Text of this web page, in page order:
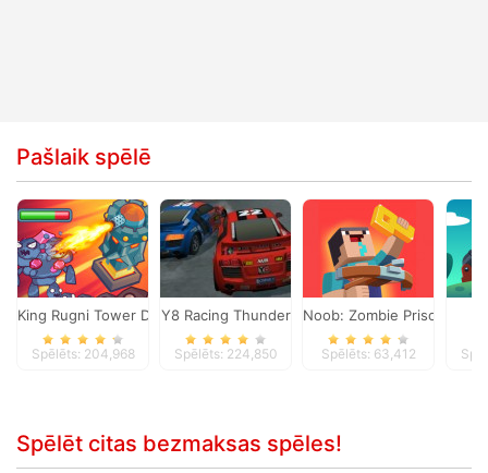
Pašlaik spēlē
King Rugni Tower Defense
Spēlēts: 204,968
Y8 Racing Thunder
Spēlēts: 224,850
Noob: Zombie Prison
Spēlēts: 63,412
Spēlēt citas bezmaksas spēles!